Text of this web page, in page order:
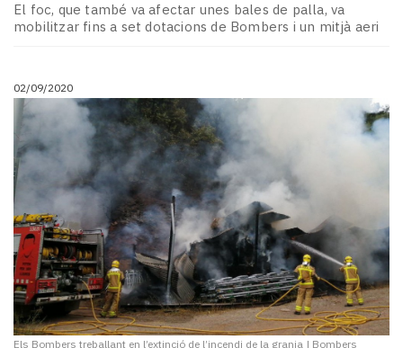
El foc, que també va afectar unes bales de palla, va
mobilitzar fins a set dotacions de Bombers i un mitjà aeri
02/09/2020
Els Bombers treballant en l’extinció de l’incendi de la granja | Bombers